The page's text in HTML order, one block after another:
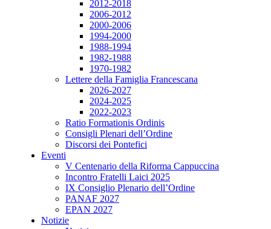
2012-2018
2006-2012
2000-2006
1994-2000
1988-1994
1982-1988
1970-1982
Lettere della Famiglia Francescana
2026-2027
2024-2025
2022-2023
Ratio Formationis Ordinis
Consigli Plenari dell’Ordine
Discorsi dei Pontefici
Eventi
V Centenario della Riforma Cappuccina
Incontro Fratelli Laici 2025
IX Consiglio Plenario dell’Ordine
PANAF 2027
EPAN 2027
Notizie